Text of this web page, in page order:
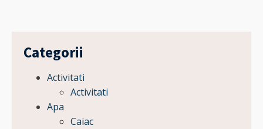
Categorii
Activitati
Activitati
Apa
Caiac